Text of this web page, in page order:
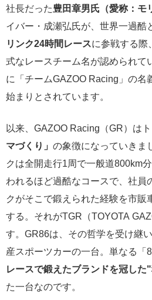
社長だった豊田章男氏（愛称：モ
イバー・成瀬弘氏が、世界一過酷
リンク24時間レースに参戦する際
式なレースチーム名が認められて
に「チームGAZOO Racing」の名
始まりとされています。
以来、GAZOO Racing（GR）は
マづくり」 の象徴になっていきま
クは全開走行1周で一般道800km
われるほど過酷なコースで、社員
クがそこで鍛えられた経験を市販
する。それがTGR（TOYOTA
す。GR86は、その哲学を受け継
産スポーツカーの一台。単なる「
レースで鍛えたブランドを冠した
た一台なのです。